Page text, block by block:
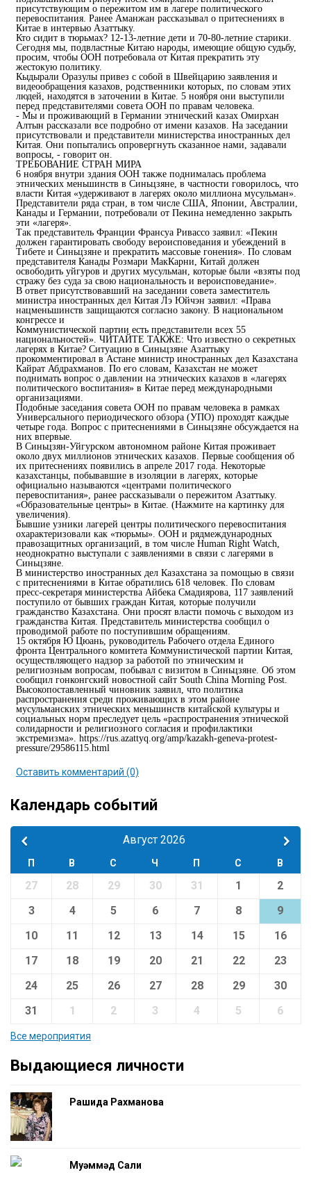
присутствующим о пережитом им в лагере политического
перевоспитания. Ранее Аманжан рассказывал о притеснениях в
Китае в интервью Азаттыку.
Кто сидит в тюрьмах? 12-13-летние дети и 70-80-летние старики.
Сегодня мы, подвластные Китаю народы, имеющие общую судьбу,
просим, чтобы ООН потребовала от Китая прекратить эту
жестокую политику.
Кыдырали Оразулы привез с собой в Швейцарию заявления и
видеообращения казахов, родственники которых, по словам этих
людей, находятся в заточении в Китае. 5 ноября они выступили
перед представителями совета ООН по правам человека.
- Мы и проживающий в Германии этнический казах Омирхан
Алтын рассказали все подробно от имени казахов. На заседании
присутствовали и представители министерства иностранных дел
Китая. Они попытались опровергнуть сказанное нами, задавали
вопросы, - говорит он.
ТРЕБОВАНИЕ СТРАН МИРА
6 ноября внутри здания ООН также поднималась проблема
этнических меньшинств в Синьцзяне, в частности говорилось, что
власти Китая «удерживают в лагерях около миллиона мусульман».
Представители ряда стран, в том числе США, Японии, Австралии,
Канады и Германии, потребовали от Пекина немедленно закрыть
эти «лагеря».
Так представитель Франции Франсуа Ривассо заявил: «Пекин
должен гарантировать свободу вероисповедания и убеждений в
Тибете и Синьцзяне и прекратить массовые гонения». По словам
представителя Канады Розмари МакКарни, Китай должен
освободить уйгуров и других мусульман, которые были «взяты под
стражу без суда за свою национальность и вероисповедание».
В ответ присутствовавший на заседании совета заместитель
министра иностранных дел Китая Лэ Юйчэн заявил: «Права
нацменьшинств защищаются согласно закону. В национальном
конгрессе и
Коммунистической партии есть представители всех 55
национальностей». ЧИТАЙТЕ ТАКЖЕ: Что известно о секретных
лагерях в Китае? Ситуацию в Синьцзяне Азаттыку
прокомментировал в Астане министр иностранных дел Казахстана
Кайрат Абдрахманов. По его словам, Казахстан не может
поднимать вопрос о давлении на этнических казахов в «лагерях
политического воспитания» в Китае перед международными
организациями.
Подобные заседания совета ООН по правам человека в рамках
Универсального периодического обзора (УПО) проходят каждые
четыре года. Вопрос с притеснениями в Синьцзяне обсуждается на
них впервые.
В Синьцзян-Уйгурском автономном районе Китая проживает
около двух миллионов этнических казахов. Первые сообщения об
их притеснениях появились в апреле 2017 года. Некоторые
казахстанцы, побывавшие в изоляции в лагерях, которые
официально называются «центрами политического
перевоспитания», ранее рассказывали о пережитом Азаттыку.
«Образовательные центры» в Китае. (Нажмите на картинку для
увеличения).
Бывшие узники лагерей центры политического перевоспитания
охарактеризовали как «тюрьмы». ООН и рядмеждународных
правозащитных организаций, в том числе Human Right Watch,
неоднократно выступали с заявлениями в связи с лагерями в
Синьцзяне.
В министерство иностранных дел Казахстана за помощью в связи
с притеснениями в Китае обратились 618 человек. По словам
пресс-секретаря министерства Айбека Смадиярова, 117 заявлений
поступило от бывших граждан Китая, которые получили
гражданство Казахстана. Они просят власти помочь с выходом из
гражданства Китая. Представитель министерства сообщил о
проводимой работе по поступившим обращениям.
15 октября Ю Цюань, руководитель Рабочего отдела Единого
фронта Центрального комитета Коммунистической партии Китая,
осуществляющего надзор за работой по этническим и
религиозным вопросам, побывал с визитом в Синьцзяне. Об этом
сообщил гонконгский новостной сайт South China Morning Post.
Высокопоставленный чиновник заявил, что политика
распространения среди проживающих в этом районе
мусульманских этнических меньшинств китайской культуры и
социальных норм преследует цель «распространения этнической
солидарности и религиозного согласия и профилактики
экстремизма». https://rus.azattyq.org/amp/kazakh-geneva-protest-
pressure/29586115.html
Оставить комментарий (0)
Календарь событий
Август 2026
П В С Ч П С В
27 28 29 30 31 1
2
3
4 5 6 7 8
9
10
11 12 13 14 15
16
17
18 19 20 21 22
23
24
25 26 27 28 29
30
31
1 2 3 4 5 6
Все мероприятия
Выдающиеся личности
Рашида Рахманова
Муһәммәд Салиһ